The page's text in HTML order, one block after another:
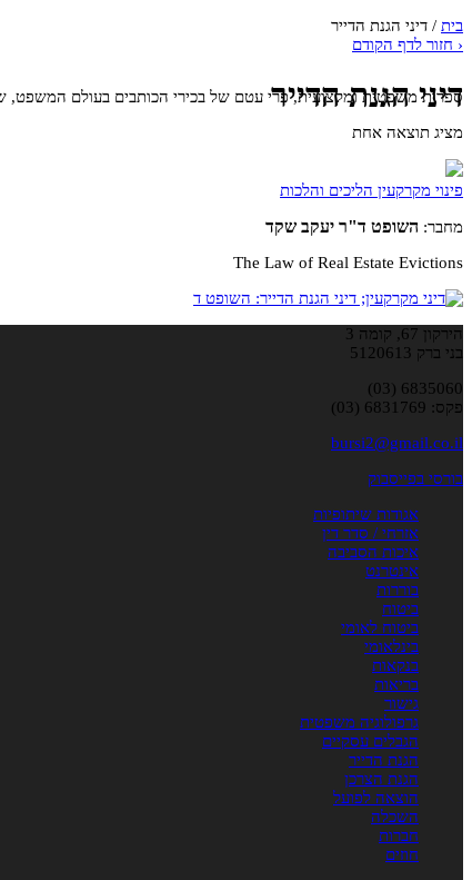
בית / דיני הגנת הדייר
‹ חזור לדף הקודם
דיני הגנת הדייר
ספרות משפטית ומקצועית, פרי עטם של בכירי הכותבים בעולם המשפט,
מציג תוצאה אחת
פינוי מקרקעין הליכים והלכות
מחבר: השופט ד"ר יעקב שקד
The Law of Real Estate Evictions
הירקון 67, קומה 3
בני ברק 5120613
6835060 (03)
פקס: 6831769 (03)
bursi2@gmail.co.il
בורסי בפייסבוק
אגודות שיתופיות
אזרחי / סדר דין
איכות הסביבה
אינטרנט
בוררות
ביטוח
ביטוח לאומי
בינלאומי
בנקאות
בריאות
גישור
גרפולוגיה משפטית
הגבלים עסקיים
הגנת הדייר
הגנת הצרכן
הוצאה לפועל
השכלה
חברות
חוזים